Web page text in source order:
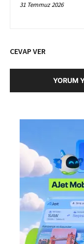
31 Temmuz 2026
CEVAP VER
YORUM